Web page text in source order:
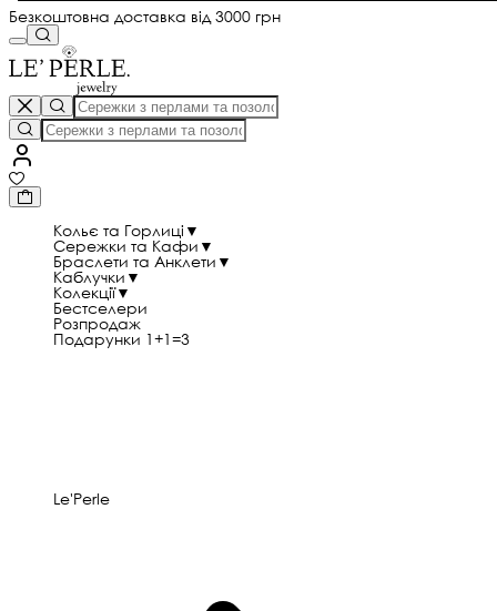
Безкоштовна доставка від 3000 грн
Кольє та Горлиці ▼
Сережки та Кафи ▼
Браслети та Анклети ▼
Каблучки ▼
Колекції▼
Бестселери
Розпродаж
Подарунки 1+1=3
Le'Perle